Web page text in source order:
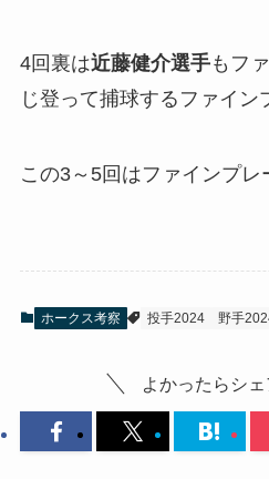
4回裏は近藤健介選手もフ
じ登って捕球するファイン
この3～5回はファインプレ
ホークス考察 投手2024 野手
よかったらシェ